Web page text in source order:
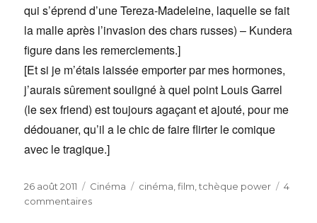
qui s’éprend d’une Tereza-Madeleine, laquelle se fait
la malle après l’invasion des chars russes) – Kundera
figure dans les remerciements.]
[Et si je m’étais laissée emporter par mes hormones,
j’aurais sûrement souligné à quel point Louis Garrel
(le sex friend) est toujours agaçant et ajouté, pour me
dédouaner, qu’il a le chic de faire flirter le comique
avec le tragique.]
Publié
le
26 août 2011 Catégories
Cinéma Étiquettes
cinéma,film,tchèque power
4
commentairessur